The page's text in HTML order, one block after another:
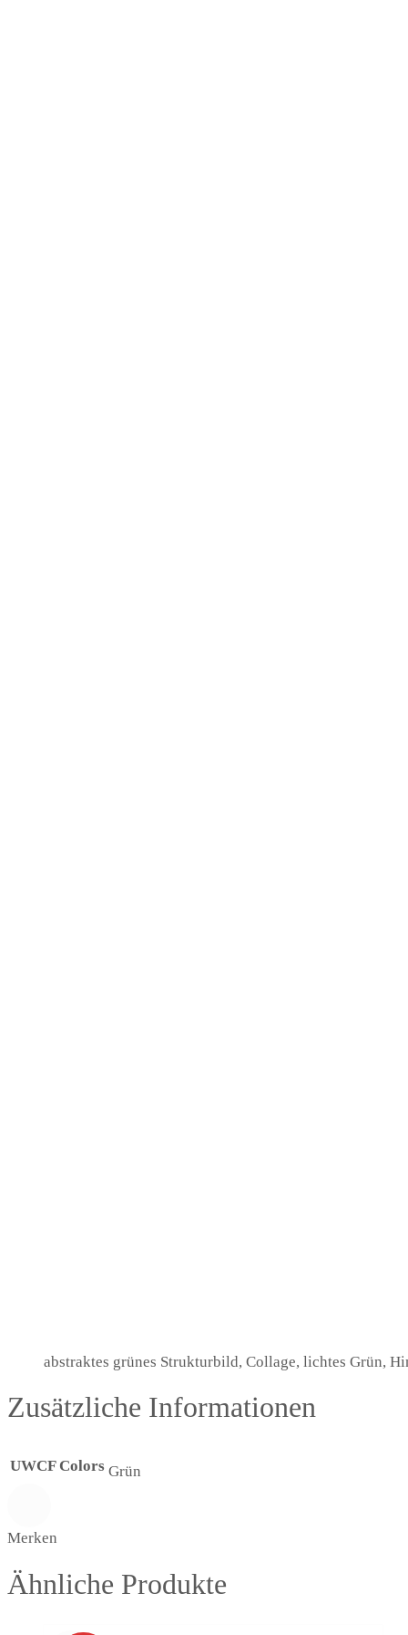
abstraktes grünes Strukturbild, Collage, lichtes Grün,
Zusätzliche Informationen
UWCF Colors Grün
Merken
Ähnliche Produkte